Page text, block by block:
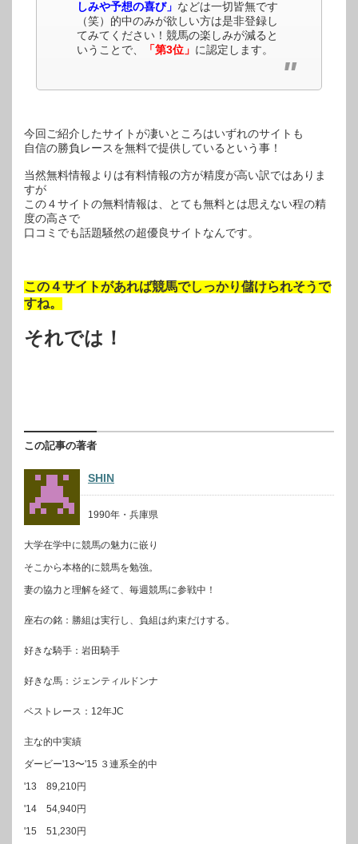
しみや予想の喜び」 などは一切皆無です
（笑）的中のみが欲しい方は是非登録し
てみてください！競馬の楽しみが減ると
いうことで、
「第3位」 に認定します。
今回ご紹介したサイトが凄いところはいずれのサイトも
自信の勝負レースを無料で提供しているという事！
当然無料情報よりは有料情報の方が精度が高い訳ではありま
すが
この４サイトの無料情報は、とても無料とは思えない程の精
度の高さで
口コミでも話題騒然の超優良サイトなんです。
この４サイトがあれば競馬でしっかり儲けられそうで
すね。
それでは！
この記事の著者
SHIN
1990年・兵庫県
大学在学中に競馬の魅力に嵌り
そこから本格的に競馬を勉強。
妻の協力と理解を経て、毎週競馬に参戦中！
座右の銘：勝組は実行し、負組は約束だけする。
好きな騎手：岩田騎手
好きな馬：ジェンティルドンナ
ベストレース：12年JC
主な的中実績
ダービー'13〜'15 ３連系全的中
'13 89,210円
'14 54,940円
'15 51,230円